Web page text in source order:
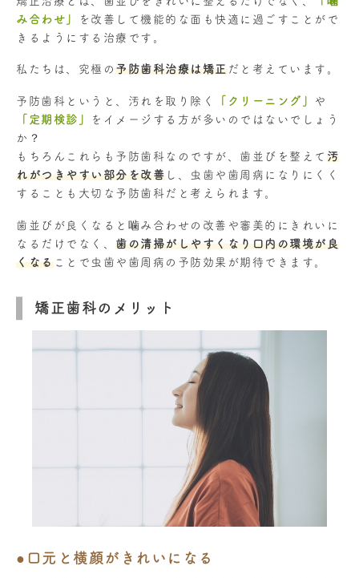
み合わせ」
を改善して機能的な面も快適に過ごすことがで
きるようにする治療です。
私たちは、究極の 予防歯科治療は矯正だと考えています。
予防歯科というと、汚れを取り除く 「クリーニング」
や
「定期検診」
をイメージする方が多いのではないでしょう
か？
もちろんこれらも予防歯科なのですが、歯並びを整えて 汚
れがつきやすい部分を改善 し、虫歯や歯周病になりにくく
することも大切な予防歯科だと考えられます。
歯並びが良くなると噛み合わせの改善や審美的にきれいに
なるだけでなく、 歯の清掃がしやすくなり口内の環境が良
くなることで虫歯や歯周病の予防効果が期待できます。
矯正歯科のメリット
●口元と横顔がきれいになる